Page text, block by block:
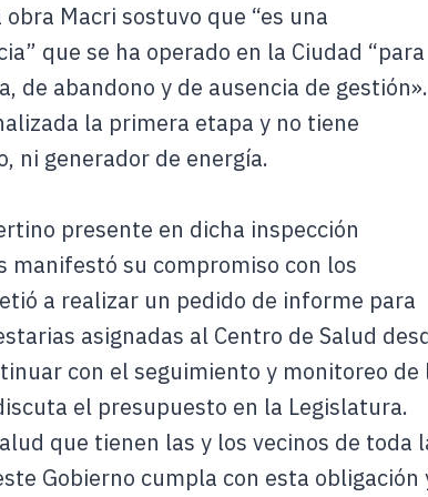
Macri sostuvo que “es una
que se ha operado en la Ciudad “para
de abandono y de ausencia de gestión».
la primera etapa y no tiene
ni generador de energía.
presente en dicha inspección
manifestó su compromiso con los
a realizar un pedido de informe para
asignadas al Centro de Salud
con el seguimiento y monitoreo de
el presupuesto en la Legislatura.
que tienen las y los vecinos de toda
Gobierno cumpla con esta obligación